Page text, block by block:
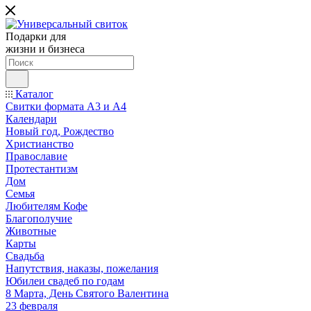
Подарки для
жизни и бизнеса
Каталог
Свитки формата А3 и А4
Календари
Новый год, Рождество
Христианство
Православие
Протестантизм
Дом
Семья
Любителям Кофе
Благополучие
Животные
Карты
Свадьба
Напутствия, наказы, пожелания
Юбилеи свадеб по годам
8 Марта, День Святого Валентина
23 февраля